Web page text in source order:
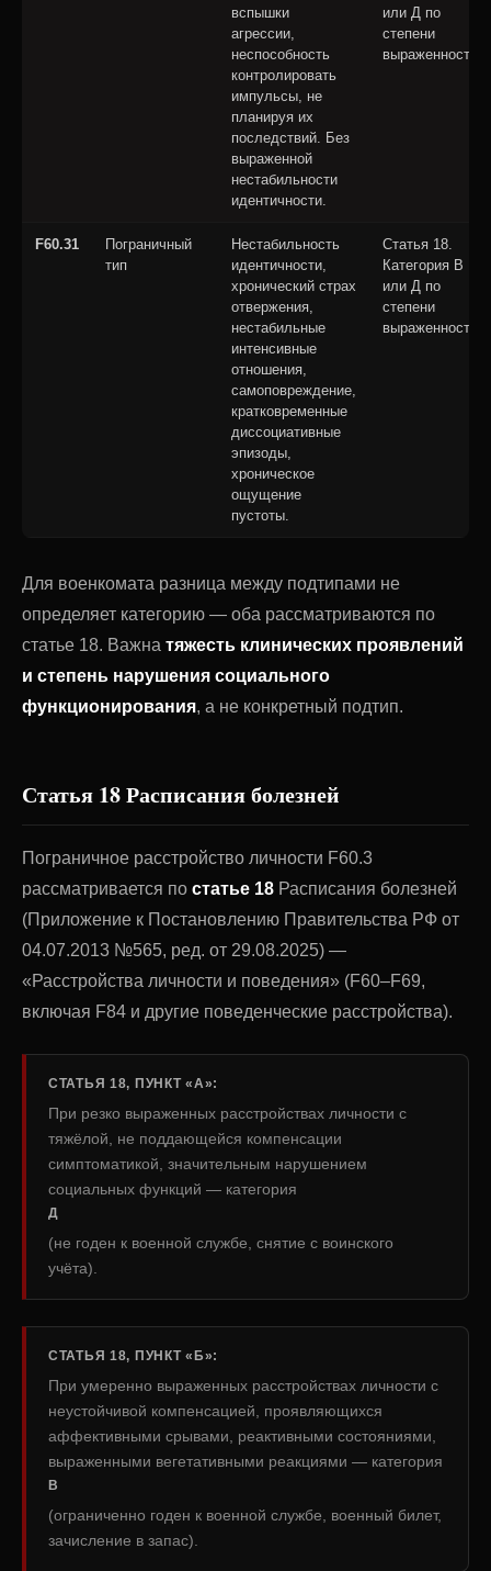
вспышки
агрессии,
неспособность
контролировать
импульсы, не
планируя их
последствий. Без
выраженной
нестабильности
идентичности.
или Д по
степени
выраженности
F60.31
Пограничный
тип
Нестабильность
идентичности,
хронический страх
отвержения,
нестабильные
интенсивные
отношения,
самоповреждение,
кратковременные
диссоциативные
эпизоды,
хроническое
ощущение
пустоты.
Статья 18.
Категория В
или Д по
степени
выраженности
Для военкомата разница между подтипами не
определяет категорию — оба рассматриваются по
статье 18. Важна тяжесть клинических проявлений
и степень нарушения социального
функционирования, а не конкретный подтип.
Статья 18 Расписания болезней
Пограничное расстройство личности F60.3
рассматривается по статье 18 Расписания болезней
(Приложение к Постановлению Правительства РФ от
04.07.2013 №565, ред. от 29.08.2025) —
«Расстройства личности и поведения» (F60–F69,
включая F84 и другие поведенческие расстройства).
СТАТЬЯ 18, ПУНКТ «А»:
При резко выраженных расстройствах личности с
тяжёлой, не поддающейся компенсации
симптоматикой, значительным нарушением
социальных функций — категория
Д
(не годен к военной службе, снятие с воинского
учёта).
СТАТЬЯ 18, ПУНКТ «Б»:
При умеренно выраженных расстройствах личности с
неустойчивой компенсацией, проявляющихся
аффективными срывами, реактивными состояниями,
выраженными вегетативными реакциями — категория
В
(ограниченно годен к военной службе, военный билет,
зачисление в запас).